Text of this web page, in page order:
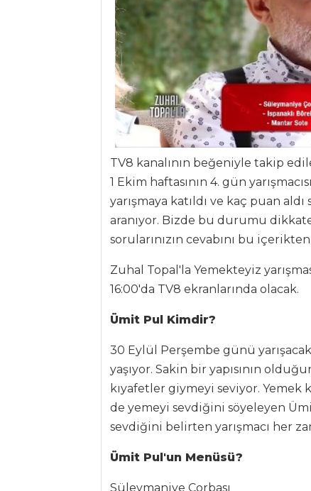
ŞEFİN TARİFLERİ
Kategoriler
İÇECEKLER
Safran Şerbeti
Naneli Limon
TV8 kanalının beğeniyle takip
1 Ekim haftasının 4. gün
yarışmaya katıldı ve kaç puan
aranıyor. Bizde bu durumu
sorularınızın cevabını bu
Zuhal Topal'la Yemekteyiz
16:00'da TV8 ekranlarında olacak.
Ümit Pul Kimdir?
30 Eylül Perşembe günü
yaşıyor. Sakin bir yapısının
kıyafetler giymeyi seviyor.
de yemeyi sevdiğini söyeleyen
sevdiğini belirten yarışmacı her
Ümit Pul'un Menüsü?
Süleymaniye Çorbası